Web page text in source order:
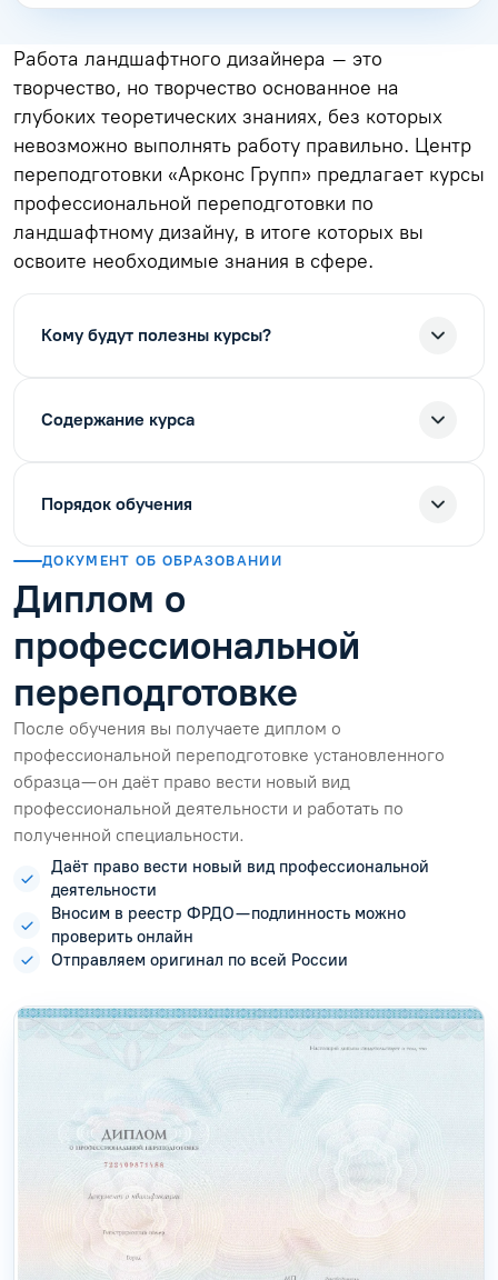
Работа ландшафтного дизайнера – это
творчество, но творчество основанное на
глубоких теоретических знаниях, без которых
невозможно выполнять работу правильно. Центр
переподготовки «Арконс Групп» предлагает курсы
профессиональной переподготовки по
ландшафтному дизайну, в итоге которых вы
освоите необходимые знания в сфере.
Кому будут полезны курсы?
Содержание курса
Порядок обучения
ДОКУМЕНТ ОБ ОБРАЗОВАНИИ
Диплом о
профессиональной
переподготовке
После обучения вы получаете диплом о
профессиональной переподготовке установленного
образца — он даёт право вести новый вид
профессиональной деятельности и работать по
полученной специальности.
Даёт право вести новый вид профессиональной
деятельности
Вносим в реестр ФРДО — подлинность можно
проверить онлайн
Отправляем оригинал по всей России